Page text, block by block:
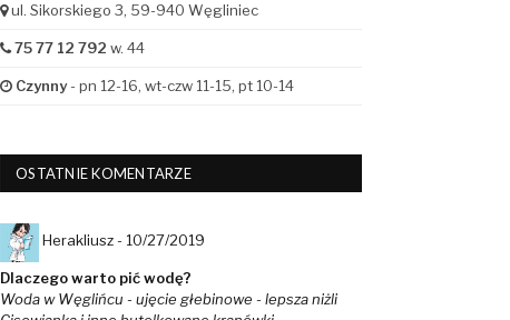
ul. Sikorskiego 3, 59-940 Węgliniec
75 77 12 792 w. 44
Czynny- pn 12-16, wt-czw 11-15, pt 10-14
OSTATNIE KOMENTARZE
Herakliusz - 10/27/2019
Dlaczego warto pić wodę?
Woda w Węglińcu - ujęcie głebinowe - lepsza niżli